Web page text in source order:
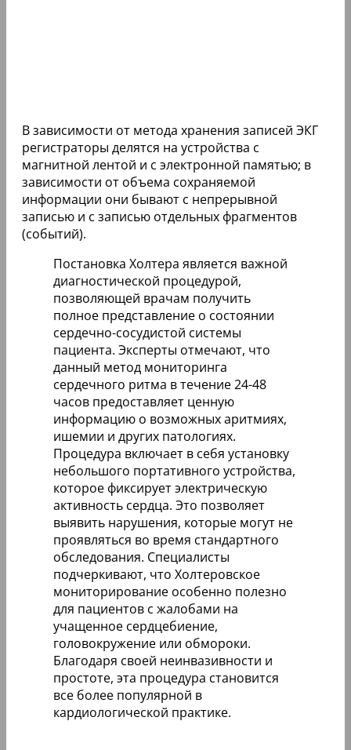
В зависимости от метода хранения записей ЭКГ
регистраторы делятся на устройства с
магнитной лентой и с электронной памятью; в
зависимости от объема сохраняемой
информации они бывают с непрерывной
записью и с записью отдельных фрагментов
(событий).
Постановка Холтера является важной
диагностической процедурой,
позволяющей врачам получить
полное представление о состоянии
сердечно-сосудистой системы
пациента. Эксперты отмечают, что
данный метод мониторинга
сердечного ритма в течение 24-48
часов предоставляет ценную
информацию о возможных аритмиях,
ишемии и других патологиях.
Процедура включает в себя установку
небольшого портативного устройства,
которое фиксирует электрическую
активность сердца. Это позволяет
выявить нарушения, которые могут не
проявляться во время стандартного
обследования. Специалисты
подчеркивают, что Холтеровское
мониторирование особенно полезно
для пациентов с жалобами на
учащенное сердцебиение,
головокружение или обмороки.
Благодаря своей неинвазивности и
простоте, эта процедура становится
все более популярной в
кардиологической практике.